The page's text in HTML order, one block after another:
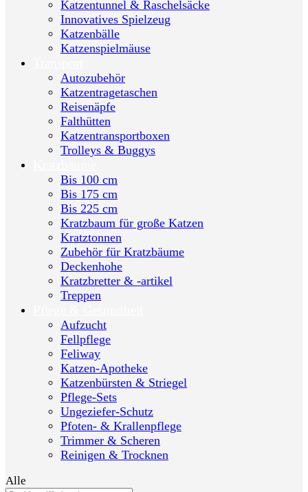
Katzentunnel & Raschelsäcke
Innovatives Spielzeug
Katzenbälle
Katzenspielmäuse
Autozubehör
Katzentragetaschen
Reisenäpfe
Falthütten
Katzentransportboxen
Trolleys & Buggys
Bis 100 cm
Bis 175 cm
Bis 225 cm
Kratzbaum für große Katzen
Kratztonnen
Zubehör für Kratzbäume
Deckenhohe
Kratzbretter & -artikel
Treppen
Aufzucht
Fellpflege
Feliway
Katzen-Apotheke
Katzenbürsten & Striegel
Pflege-Sets
Ungeziefer-Schutz
Pfoten- & Krallenpflege
Trimmer & Scheren
Reinigen & Trocknen
Alle